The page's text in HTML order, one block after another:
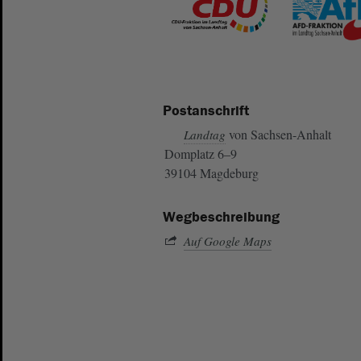
Postanschrift
Landtag von Sachsen-Anhalt
Domplatz 6–9
39104 Magdeburg
Wegbeschreibung
Auf Google Maps